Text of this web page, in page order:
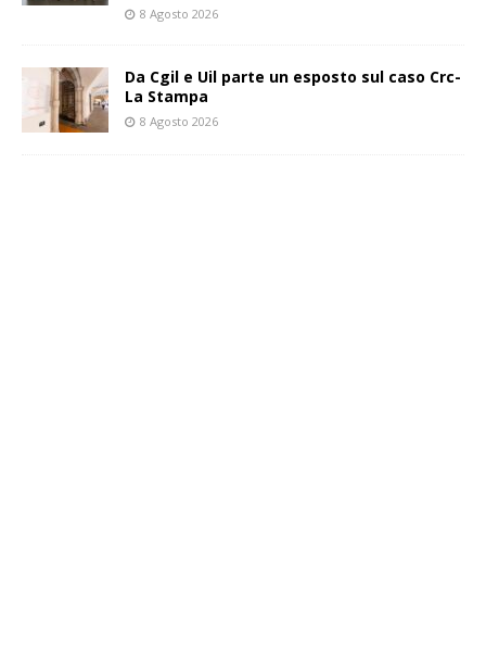
8 Agosto 2026
Da Cgil e Uil parte un esposto sul caso Crc-
La Stampa
8 Agosto 2026